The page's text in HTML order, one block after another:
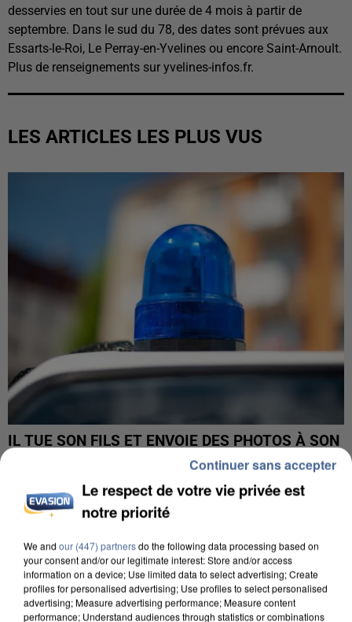
desservies en tout sur une durée de 4 mois à partir de
septembre. Dans le sud du 78, des dates sont prévues aux
Essarts-le-Roi, Le Perray-en-Yvelines ou encore Saint-Arnoult.
Plus de renseignements sur yvelines-infos.fr.
LES ARTICLES LES PLUS VUS
IL TUE SON FILS ET ENVOIE DES PHOTOS À SON
Le respect de votre vie privée est
notre priorité
We and our (447) partnersdo the following data processing based on
your consent and/or our legitimate interest: Store and/or access
information on a device; Use limited data to select advertising; Create
profiles for personalised advertising; Use profiles to select personalised
advertising; Measure advertising performance; Measure content
performance; Understand audiences through statistics or combinations
Continuer sans accepter